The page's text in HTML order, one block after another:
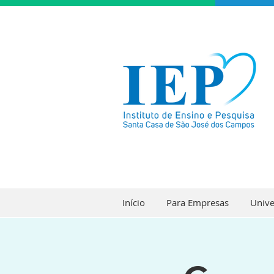
Início Para Empresas